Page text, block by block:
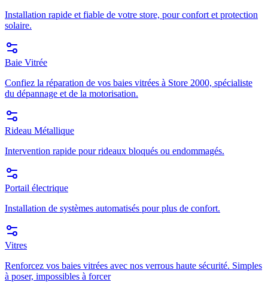
Installation rapide et fiable de votre store, pour confort et protection
solaire.
Baie Vitrée
Confiez la réparation de vos baies vitrées à Store 2000, spécialiste
du dépannage et de la motorisation.
Rideau Métallique
Intervention rapide pour rideaux bloqués ou endommagés.
Portail électrique
Installation de systèmes automatisés pour plus de confort.
Vitres
Renforcez vos baies vitrées avec nos verrous haute sécurité. Simples
à poser, impossibles à forcer